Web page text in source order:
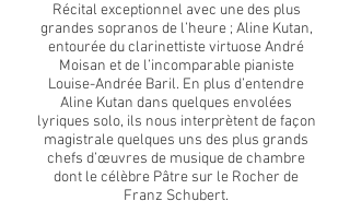
Récital exceptionnel avec une des plus
grandes sopranos de l’heure ; Aline Kutan,
entourée du clarinettiste virtuose André
Moisan et de l’incomparable pianiste
Louise-Andrée Baril. En plus d’entendre
Aline Kutan dans quelques envolées
lyriques solo, ils nous interprètent de façon
magistrale quelques uns des plus grands
chefs d’œuvres de musique de chambre
dont le célèbre Pâtre sur le Rocher de
Franz Schubert.